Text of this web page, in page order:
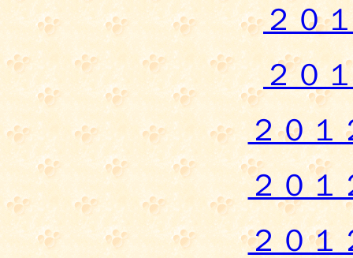
２０
２０
２０
２０１
２０１